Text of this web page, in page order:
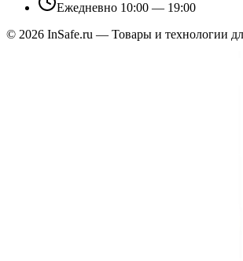
Ежедневно 10:00 — 19:00
© 2026 InSafe.ru — Товары и технологии для